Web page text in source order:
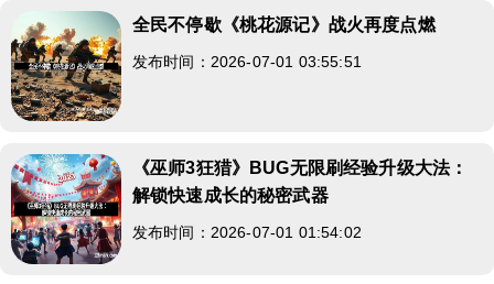
全民不停歇《桃花源记》战火再度点燃
发布时间：2026-07-01 03:55:51
《巫师3狂猎》BUG无限刷经验升级大法：
解锁快速成长的秘密武器
发布时间：2026-07-01 01:54:02